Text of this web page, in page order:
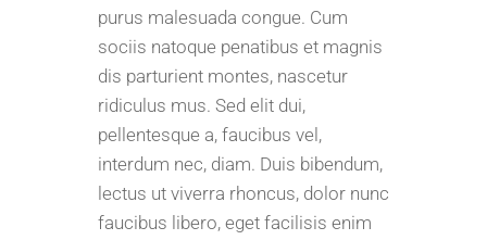
purus malesuada congue. Cum
sociis natoque penatibus et magnis
dis parturient montes, nascetur
ridiculus mus. Sed elit dui,
pellentesque a, faucibus vel,
interdum nec, diam. Duis bibendum,
lectus ut viverra rhoncus, dolor nunc
faucibus libero, eget facilisis enim